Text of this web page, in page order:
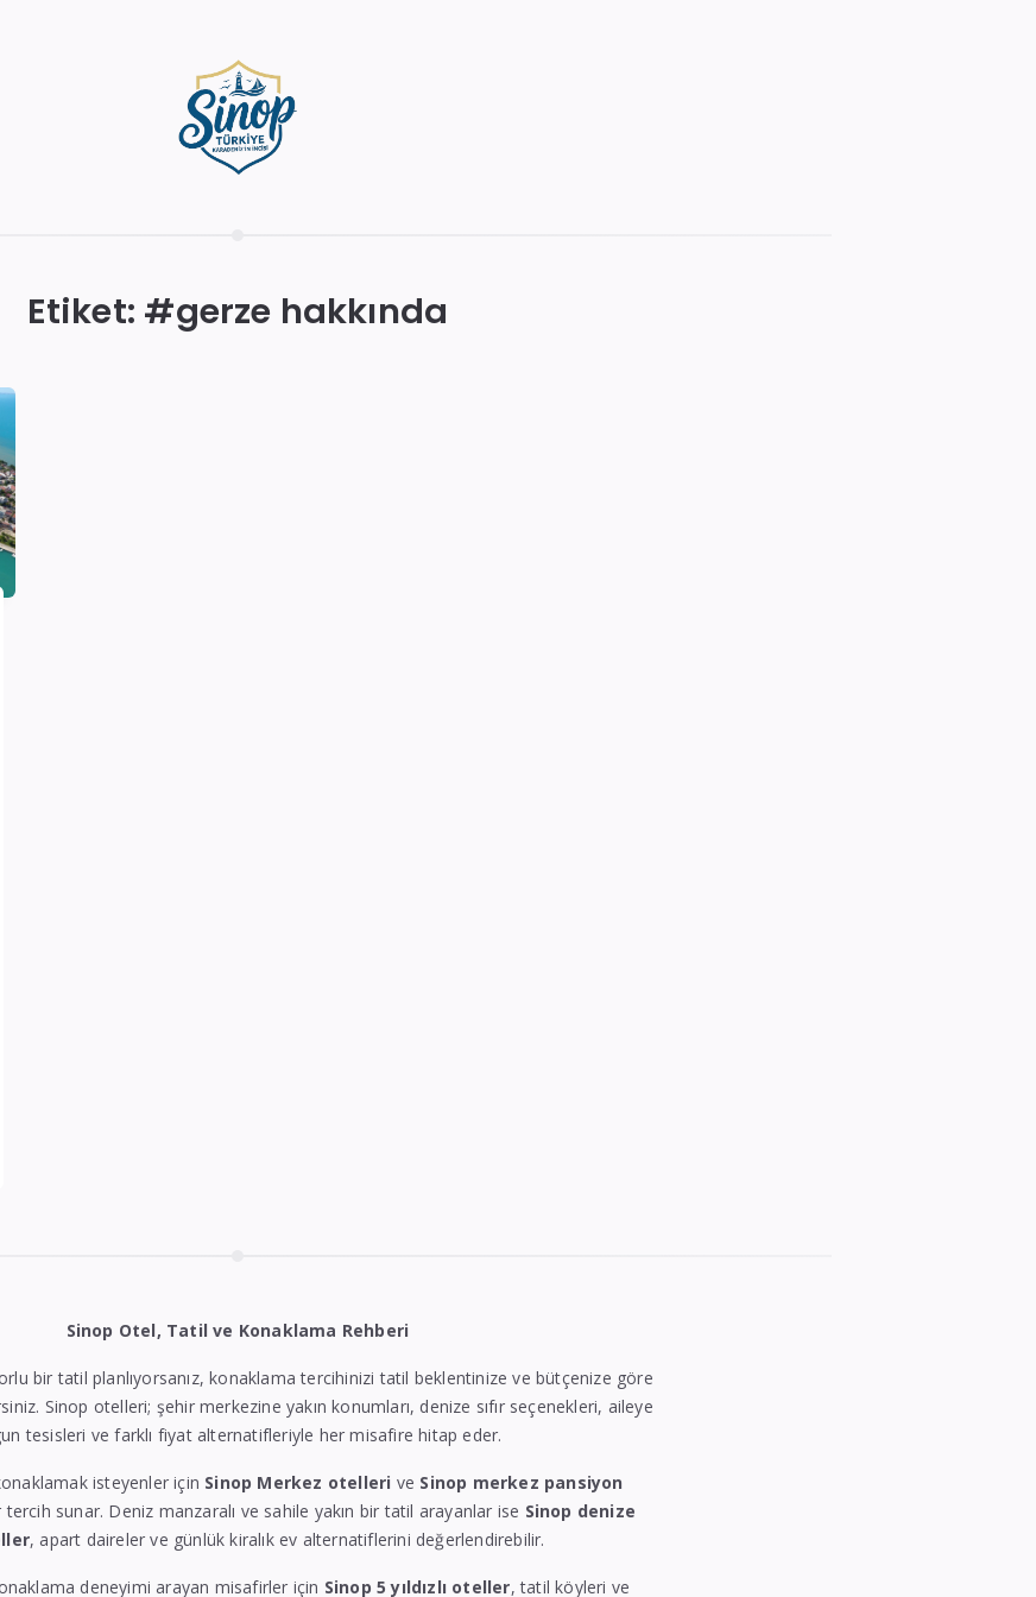
Etiket: #gerze hakkında
Sinop Otel, Tatil ve Konaklama Rehberi
bir tatil planlıyorsanız, konaklama tercihinizi tatil beklentinize ve bütçenize göre
Sinop otelleri; şehir merkezine yakın konumları, denize sıfır seçenekleri, aileye
tesisleri ve farklı fiyat alternatifleriyle her misafire hitap eder.
isteyenler için Sinop Merkez otelleri ve Sinop merkez pansiyon
sunar. Deniz manzaralı ve sahile yakın bir tatil arayanlar ise Sinop denize
, apart daireler ve günlük kiralık ev alternatiflerini değerlendirebilir.
deneyimi arayan misafirler için Sinop 5 yıldızlı oteller, tatil köyleri ve